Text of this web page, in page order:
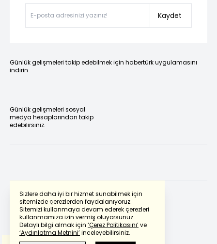
Sizlere daha iyi bir hizmet sunabilmek için
sitemizde çerezlerden faydalanıyoruz.
Sitemizi kullanmaya devam ederek çerezleri
kullanmamıza izin vermiş oluyorsunuz.
Detaylı bilgi almak için ‘Çerez Politikasını’ve
‘Aydınlatma Metnini’inceleyebilirsiniz.
Kaydet
Günlük gelişmeleri takip edebilmek için habertürk uygulamasını
indirin
Günlük gelişmeleri sosyal
medya hesaplarından takip
edebilirsiniz.
Powered by Translate
Bu çevirideGoogle Transletekullanılmıştır.